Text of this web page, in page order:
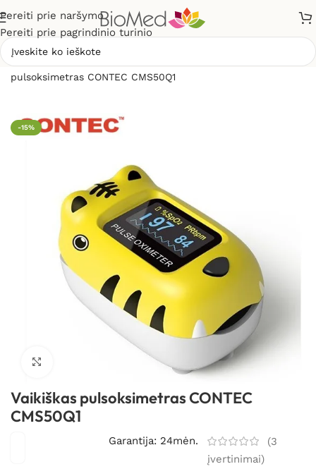
Pereiti prie naršymo
Pereiti prie pagrindinio turinio
pulsoksimetras CONTEC CMS50Q1
-15%
Spustelėkite, kad padidintumėte
Vaikiškas pulsoksimetras CONTEC
CMS50Q1
Garantija: 24mėn. (3
įvertinimai)